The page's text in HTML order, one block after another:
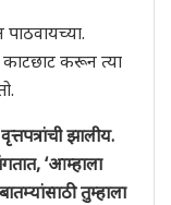
पाठवायच्या.
काटछाट करून त्या
झालीय.
‘आम्हाला
तुम्हाला